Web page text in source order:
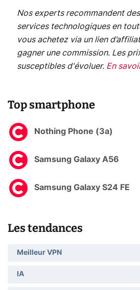
Nos experts recommandent
services technologiques en
vous achetez via un lien
gagner une commission. Les
susceptibles d'évoluer. En
Top smartphone
Nothing Phone (3a)
Samsung Galaxy A56
Samsung Galaxy S24 FE
Les tendances
Meilleur VPN
IA